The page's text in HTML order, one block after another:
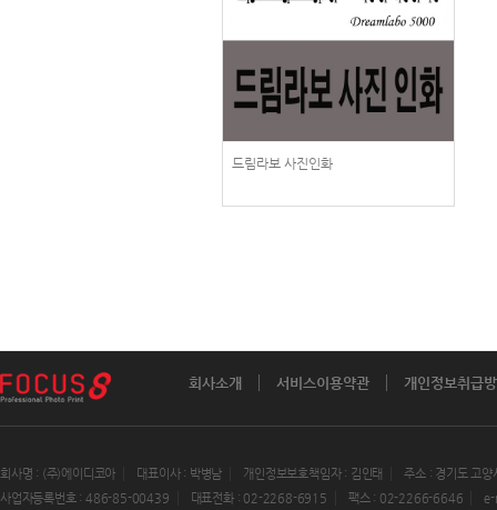
드림라보 사진인화
회사소개 서비스이용약관 개인정보취급
회사명 : (주)에이디코아 대표이사 : 박병남 개인정보보호책임자 : 김인태
주소 : 경기도 고
사업자등록번호 : 486-85-00439
대표전화 : 02-2268-6915 팩스 : 02-2266-6646